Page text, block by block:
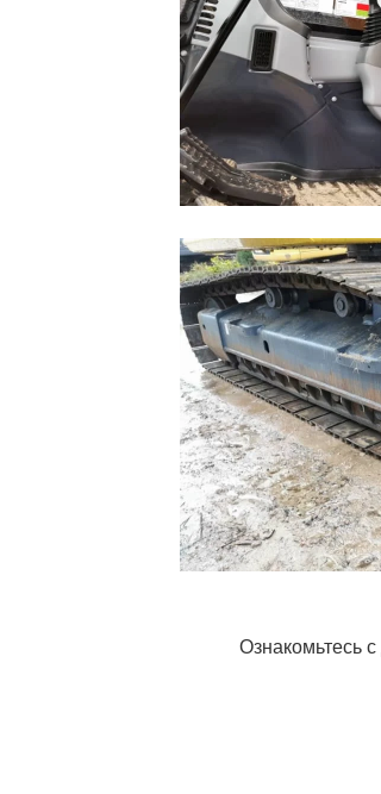
Ознакомьтесь